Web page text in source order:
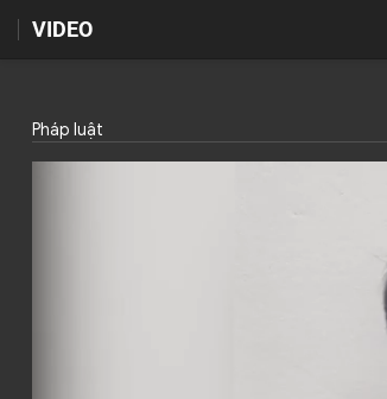
VIDEO
Pháp luật